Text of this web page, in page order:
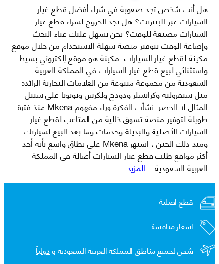
هل أنت شخص تجد صعوبة في شراء أفضل قطع غيار
السيارات عبر الإنترنت؟ هل تجد الخروج لشراء قطع غيار
السيارات مضيعة للوقت؟ نحن نسهل عليك عناء البحث
وإضاعة الوقت بتوفير منصة سهلة الاستخدام من خلال موقع
مكينة لقطع غيار السيارات. مكينة هو موقع إلكتروني بسيط
واستثنائي لبيع قطع غيار السيارات في المملكة العربية
السعودية من مجموعة متنوعة من العلامات التجارية الرائدة
مثل شيفروليه وكرايسلر ودودج ولكزس وتويوتا على سبيل
المثال لا الحصر. نشأت الفكرة وراء مفهوم Mkena منذ فترة
طويلة لتوفير منصة تسوق خالية من المتاعب لقطع غيار
السيارات الأصلية والبديلة وخدمات وما بعد البيع لسيارتك.
ومنذ ذلك الحين ، اشتهر Mkena على نطاق واسع بأنه أحد
أكثر مواقع طلب قطع غيار السيارات أصالة في المملكة
العربية السعودية...المزيد
قطع اصلية
اسعار منافسة
شحن لجميع مناطق المملكة العربية السعوديه ودولياً